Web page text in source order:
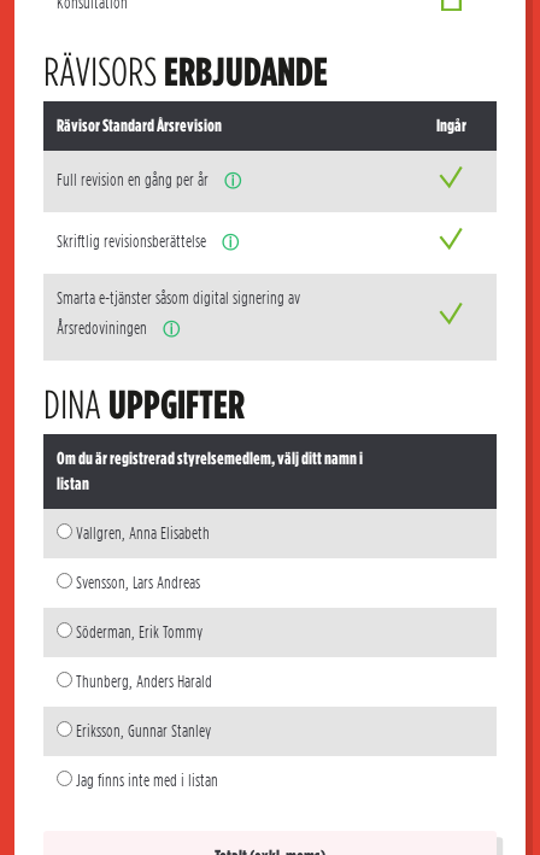
RÄVISORSERBJUDANDE
Rävisor Standard Årsrevision Ingår
Full revision en gång per år ⓘ
Skriftlig revisionsberättelse ⓘ
Smarta e-tjänster såsom digital signering av
Årsredoviningen
ⓘ
DINA UPPGIFTER
Om du är registrerad styrelsemedlem, välj ditt namn i
listan
Vallgren, Anna Elisabeth
Svensson, Lars Andreas
Söderman, Erik Tommy
Thunberg, Anders Harald
Eriksson, Gunnar Stanley
Jag finns inte med i listan